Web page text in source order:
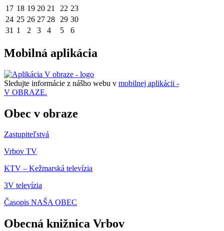
17 18 19 20 21 22 23
24 25 26 27 28 29 30
31 1 2 3 4 5 6
Mobilná aplikácia
Sledujte informácie z nášho webu v mobilnej aplikácii -
V OBRAZE.
Obec v obraze
Zastupiteľstvá
Vrbov TV
KTV – Kežmarská televízia
3V televízia
Časopis NAŠA OBEC
Obecná knižnica Vrbov